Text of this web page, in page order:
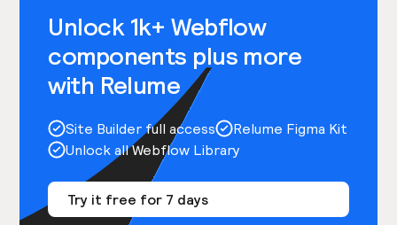
Unlock 1k+ Webflow
components plus more
with Relume
Site Builder full access
Relume Figma Kit
Unlock all Webflow Library
Try it free for 7 days